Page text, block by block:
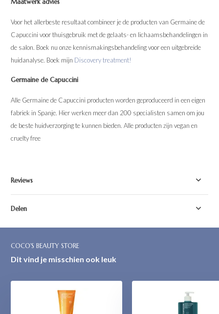
Voor het allerbeste resultaat combineer je de producten van Germaine de
Capuccini voor thuisgebruik met de gelaats- en lichaamsbehandelingen in
de salon. Boek nu onze kennismakingsbehandeling voor een uitgebreide
huidanalyse. Boek mijn Discovery treatment!
Germaine de Capuccini
Alle Germaine de Capuccini producten worden geproduceerd in een eigen
fabriek in Spanje. Hier werken meer dan 200 specialisten samen om jou
de beste huidverzorging te kunnen bieden. Alle producten zijn vegan en
cruelty free
Reviews
Delen
COCO'S BEAUTY STORE
Dit vind je misschien ook leuk